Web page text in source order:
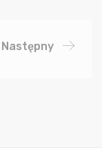
Następny